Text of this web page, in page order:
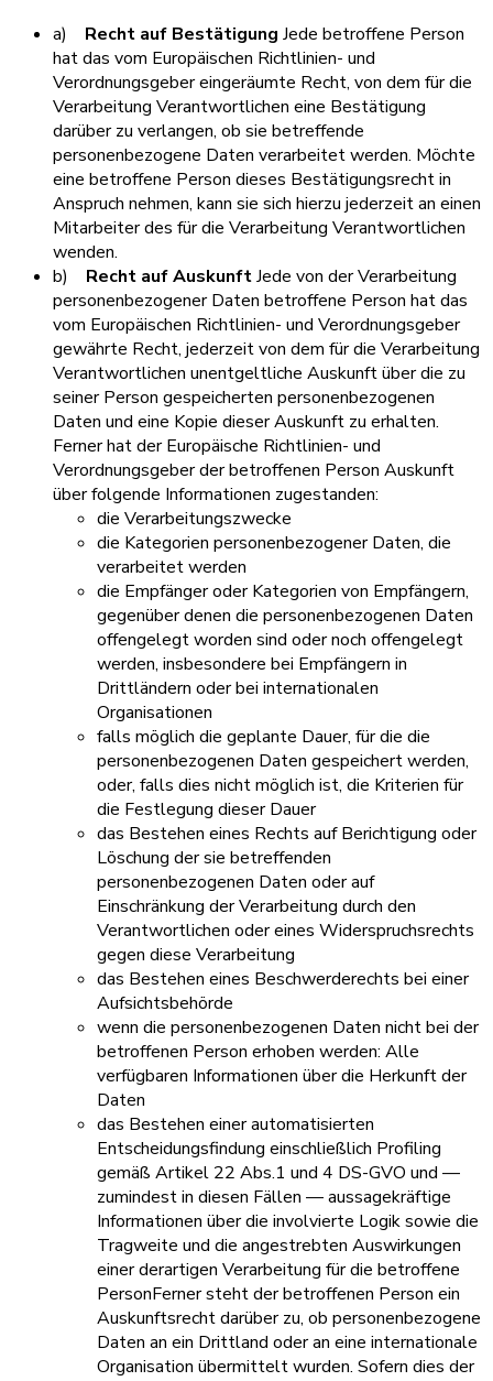
a) Recht auf Bestätigung Jede betroffene Person
hat das vom Europäischen Richtlinien- und
Verordnungsgeber eingeräumte Recht, von dem für die
Verarbeitung Verantwortlichen eine Bestätigung
darüber zu verlangen, ob sie betreffende
personenbezogene Daten verarbeitet werden. Möchte
eine betroffene Person dieses Bestätigungsrecht in
Anspruch nehmen, kann sie sich hierzu jederzeit an einen
Mitarbeiter des für die Verarbeitung Verantwortlichen
wenden.
b) Recht auf AuskunftJede von der Verarbeitung
personenbezogener Daten betroffene Person hat das
vom Europäischen Richtlinien- und Verordnungsgeber
gewährte Recht, jederzeit von dem für die Verarbeitung
Verantwortlichen unentgeltliche Auskunft über die zu
seiner Person gespeicherten personenbezogenen
Daten und eine Kopie dieser Auskunft zu erhalten.
Ferner hat der Europäische Richtlinien- und
Verordnungsgeber der betroffenen Person Auskunft
über folgende Informationen zugestanden:
die Verarbeitungszwecke
die Kategorien personenbezogener Daten, die
verarbeitet werden
die Empfänger oder Kategorien von Empfängern,
gegenüber denen die personenbezogenen Daten
offengelegt worden sind oder noch offengelegt
werden, insbesondere bei Empfängern in
Drittländern oder bei internationalen
Organisationen
falls möglich die geplante Dauer, für die die
personenbezogenen Daten gespeichert werden,
oder, falls dies nicht möglich ist, die Kriterien für
die Festlegung dieser Dauer
das Bestehen eines Rechts auf Berichtigung oder
Löschung der sie betreffenden
personenbezogenen Daten oder auf
Einschränkung der Verarbeitung durch den
Verantwortlichen oder eines Widerspruchsrechts
gegen diese Verarbeitung
das Bestehen eines Beschwerderechts bei einer
Aufsichtsbehörde
wenn die personenbezogenen Daten nicht bei der
betroffenen Person erhoben werden: Alle
verfügbaren Informationen über die Herkunft der
Daten
das Bestehen einer automatisierten
Entscheidungsfindung einschließlich Profiling
gemäß Artikel 22 Abs.1 und 4 DS-GVO und —
zumindest in diesen Fällen — aussagekräftige
Informationen über die involvierte Logik sowie die
Tragweite und die angestrebten Auswirkungen
einer derartigen Verarbeitung für die betroffene
PersonFerner steht der betroffenen Person ein
Auskunftsrecht darüber zu, ob personenbezogene
Daten an ein Drittland oder an eine internationale
Organisation übermittelt wurden. Sofern dies der